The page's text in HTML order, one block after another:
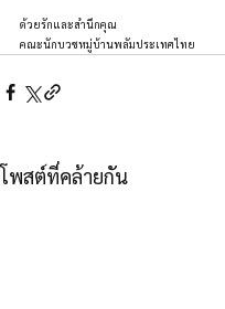
ด้วยรักและสำนึกคุณ
คณะนักบวชหมู่บ้านพลัมประเทศไทย
โพสต์ที่คล้ายกัน